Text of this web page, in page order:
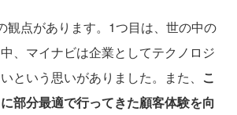
観点があります。1つ目は、世の中の
、マイナビは企業としてテクノロジ
という思いがありました。また、 こ
部分最適で行ってきた顧客体験を向